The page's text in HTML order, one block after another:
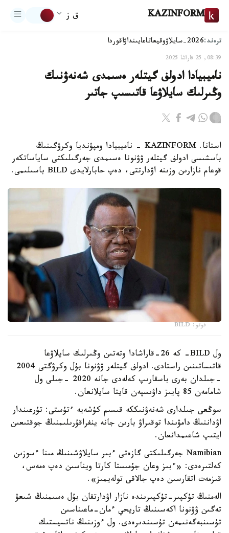
KAZINFORM ق ز
ترەند:2026-سايلاۋ وقيعاتاعايىنداۋاقوردا
08:39, 25 قاراشا 2025
ناميبيادا ادولف گيتلەر ەسىمدى شەنەۋنىك
وڭىرلىك سايلاۋعا قاتىسىپ جاتىر
استانا. KAZINFORM - ناميبيادا ومپۋنديا وكرۋگىنىڭ
باسشىسى ادولف گيتلەر ۋۋنونا ەسىمدى جەرگىلىكتى ساياساتكەر
قوعام نازارىن وزىنە اۋدارتتى، دەپ حابارلايدى BILD باسىلىمى.
فوتو: BILD
ول BILD- كە 26-قاراشادا وتەتىن وڭىرلىك سايلاۋعا
قاتىساتىنىن راستادى. ادولف گيتلەر ۋۋنونا بۇل وكرۋگتى 2004
-جىلدان بەرى باسقارىپ كەلەدى جانە 2020 -جىلى ول
شامامەن 85 پايىز داۋىسپەن قايتا سايلانعان.
سوڭعى جىلدارى شەنەۋنىككە قىسىم كۇشەيە ءتۇستى: تۇرعىندار
اۋداننىڭ دامۋىندا توقىراۋ بارىن جانە ينفراقۇرىلىمنىڭ جوقتىعىن
ايتىپ شاعىمدانعان.
Namibian جەرگىلىكتى گازەتى ءبىر سايلاۋشىنىڭ مىنا ءسوزىن
كەلتىرەدى: «ءبىز وعان جۇمىستا كارتا ويناسىن دەپ ەمەس،
قىزمەت اتقارسىن دەپ جالاقى تولەيمىز».
الەمنىڭ تۇكپىر-تۇكپىرىندە نازار اۋدارتقان بۇل ەسىمنىڭ شىعۋ
تەگىن ۋۋنونا اكەسىنىڭ تاريحي ءمان-ماعىناسىن
تۇسىنبەگەنىمەن تۇسىندىرەدى. ول ءوزىنىڭ ناتسيستىك